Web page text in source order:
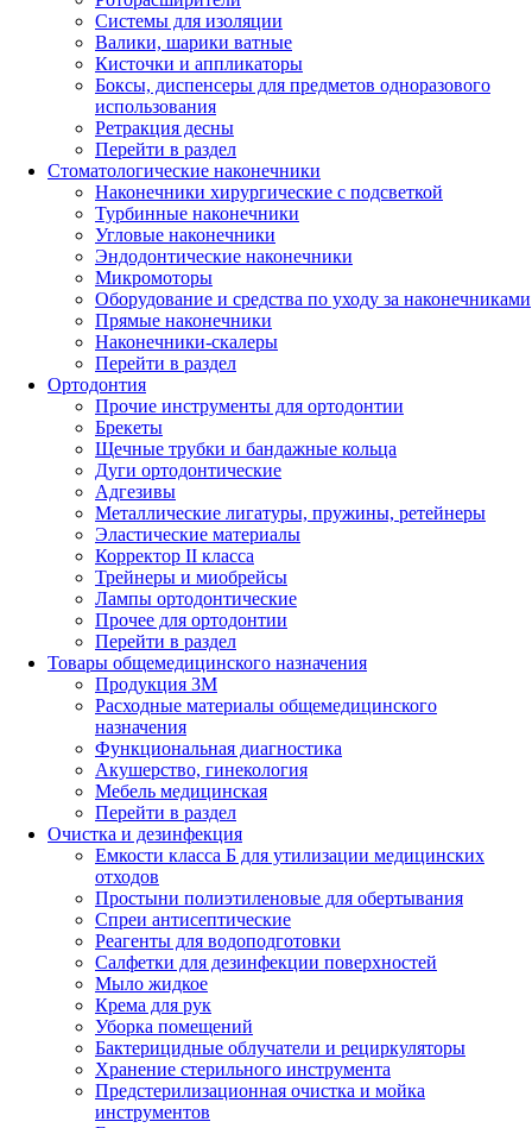
Системы для изоляции
Валики, шарики ватные
Кисточки и аппликаторы
Боксы, диспенсеры для предметов одноразового
использования
Ретракция десны
Перейти в раздел
Стоматологические наконечники
Наконечники хирургические с подсветкой
Турбинные наконечники
Угловые наконечники
Эндодонтические наконечники
Микромоторы
Оборудование и средства по уходу за наконечниками
Прямые наконечники
Наконечники-скалеры
Перейти в раздел
Ортодонтия
Прочие инструменты для ортодонтии
Брекеты
Щечные трубки и бандажные кольца
Дуги ортодонтические
Адгезивы
Металлические лигатуры, пружины, ретейнеры
Эластические материалы
Корректор II класса
Трейнеры и миобрейсы
Лампы ортодонтические
Прочее для ортодонтии
Перейти в раздел
Товары общемедицинского назначения
Продукция 3М
Расходные материалы общемедицинского
назначения
Функциональная диагностика
Акушерство, гинекология
Мебель медицинская
Перейти в раздел
Очистка и дезинфекция
Емкости класса Б для утилизации медицинских
отходов
Простыни полиэтиленовые для обертывания
Спреи антисептические
Реагенты для водоподготовки
Салфетки для дезинфекции поверхностей
Мыло жидкое
Крема для рук
Уборка помещений
Бактерицидные облучатели и рециркуляторы
Хранение стерильного инструмента
Предстерилизационная очистка и мойка
инструментов